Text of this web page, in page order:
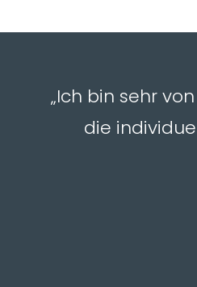
„Ich bin sehr
die